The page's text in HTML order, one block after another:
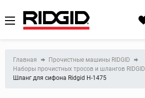
Главная
Прочистные машины RIDGID
Наборы прочистных тросов и шлангов RIDGID
Шланг для сифона Ridgid Н-1475